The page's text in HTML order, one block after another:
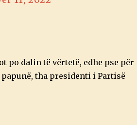
po dalin të vërtetë, edhe pse për
tha presidenti i Partisë